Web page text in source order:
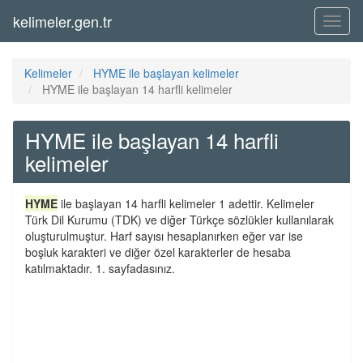
Menü
kelimeler.gen.tr
Kelimeler
HYME ile başlayan kelimeler
HYME ile başlayan 14 harfli kelimeler
HYME ile başlayan 14 harfli
kelimeler
HYME ile başlayan 14 harfli kelimeler 1 adettir. Kelimeler
Türk Dil Kurumu (TDK) ve diğer Türkçe sözlükler kullanılarak
oluşturulmuştur. Harf sayısı hesaplanırken eğer var ise
boşluk karakteri ve diğer özel karakterler de hesaba
katılmaktadır. 1. sayfadasınız.